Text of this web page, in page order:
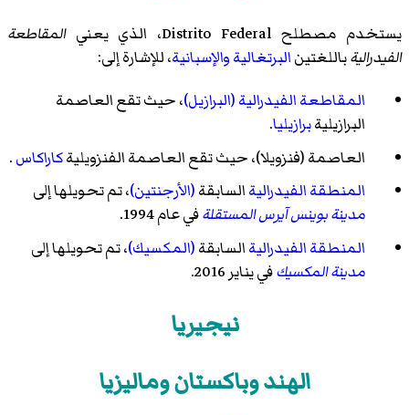
يستخدم مصطلح Distrito Federal، الذي يعنيالمقاطعة
الفيدراليةباللغتينالبرتغاليةوالإسبانية، للإشارة إلى:
المقاطعة الفيدرالية (البرازيل)، حيث تقع العاصمة
البرازيليةبرازيليا.
العاصمة (فنزويلا)، حيث تقع العاصمة الفنزويليةكاراكاس.
المنطقة الفيدراليةالسابقة(الأرجنتين)، تم تحويلها إلى
مدينة بوينس آيرس المستقلةفي عام 1994.
المنطقة الفيدراليةالسابقة(المكسيك)، تم تحويلها إلى
مدينة المكسيكفي يناير 2016.
نيجيريا
الهند وباكستان وماليزيا